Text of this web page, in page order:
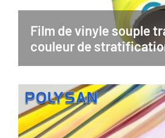
Film de vinyle souple
couleur de